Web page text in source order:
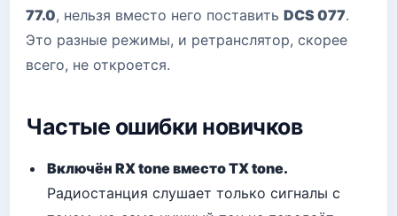
77.0, нельзя вместо него поставить DCS 077.
Это разные режимы, и ретранслятор, скорее
всего, не откроется.
Частые ошибки новичков
Включён RX tone вместо TX tone.
Радиостанция слушает только сигналы с